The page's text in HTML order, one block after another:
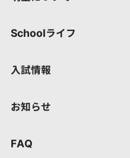
Schoolライフ
入試情報
お知らせ
FAQ